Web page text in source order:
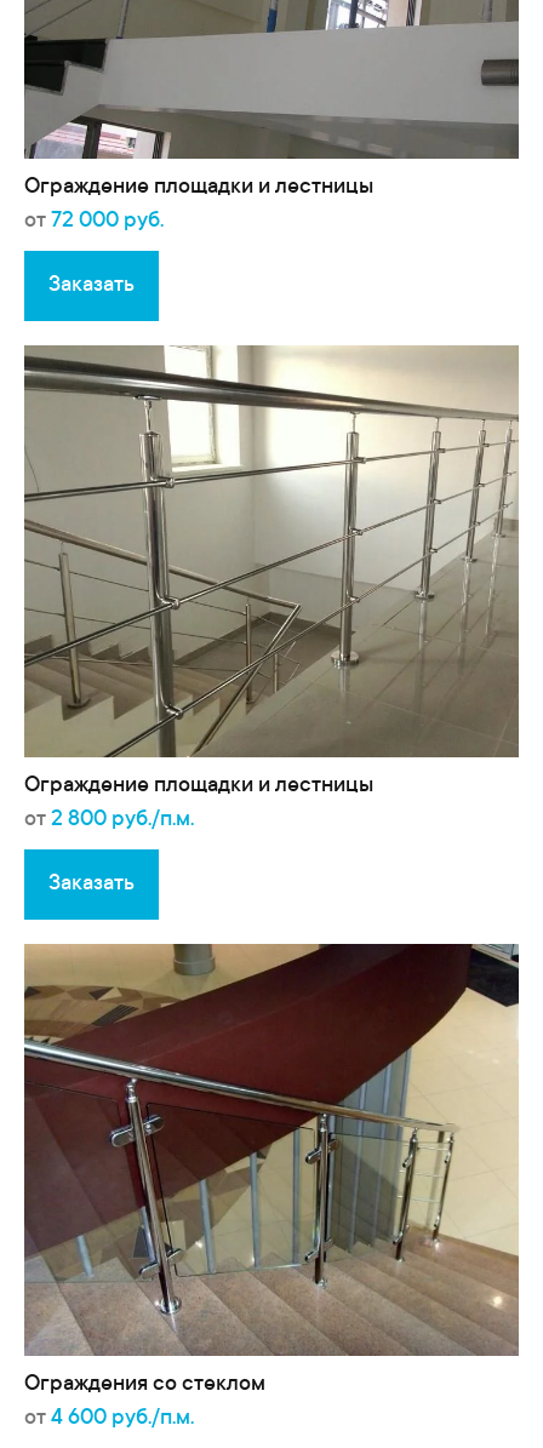
Ограждение площадки и лестницы
от 72 000 руб.
Заказать
Ограждение площадки и лестницы
от 2 800 руб./п.м.
Заказать
Ограждения со стеклом
от 4 600 руб./п.м.